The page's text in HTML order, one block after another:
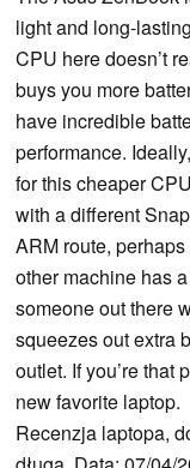
light and long-
CPU here doesn’t
buys you more
have incredible
performance.
for this cheaper
with a different
ARM route,
other machine has
someone out there
squeezes out extra
outlet. If you’re
new favorite laptop.
Recenzja laptopa,